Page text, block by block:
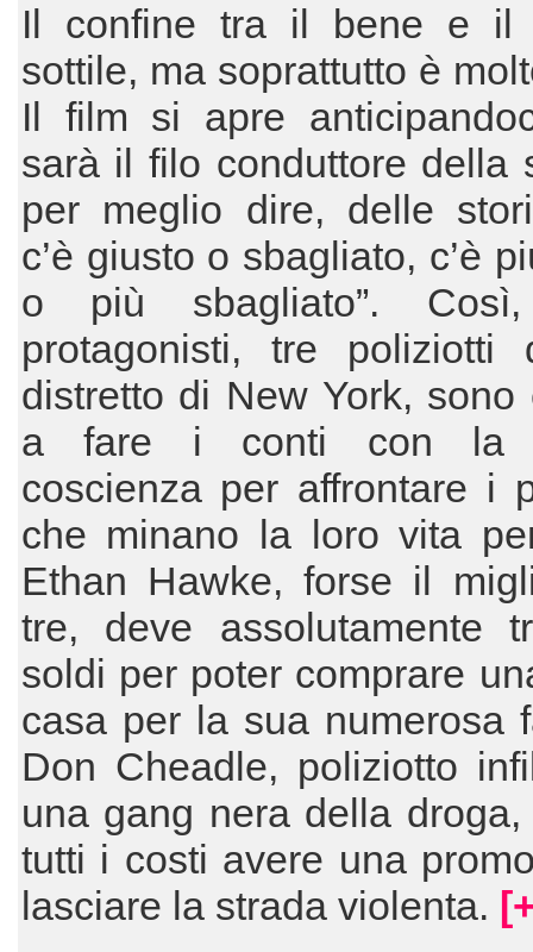
Il confine tra il bene e il
sottile, ma soprattutto è
Il film si apre
sarà il filo conduttore della
per meglio dire, delle
c’è giusto o sbagliato, c’è
o più sbagliato”.
protagonisti, tre poliziotti
distretto di New York, sono
a fare i conti con la
coscienza per affrontare i
che minano la loro vita
Ethan Hawke, forse il
tre, deve assolutamente
soldi per poter comprare
casa per la sua numerosa
Don Cheadle, poliziotto
una gang nera della
tutti i costi avere una
lasciare la strada violenta.